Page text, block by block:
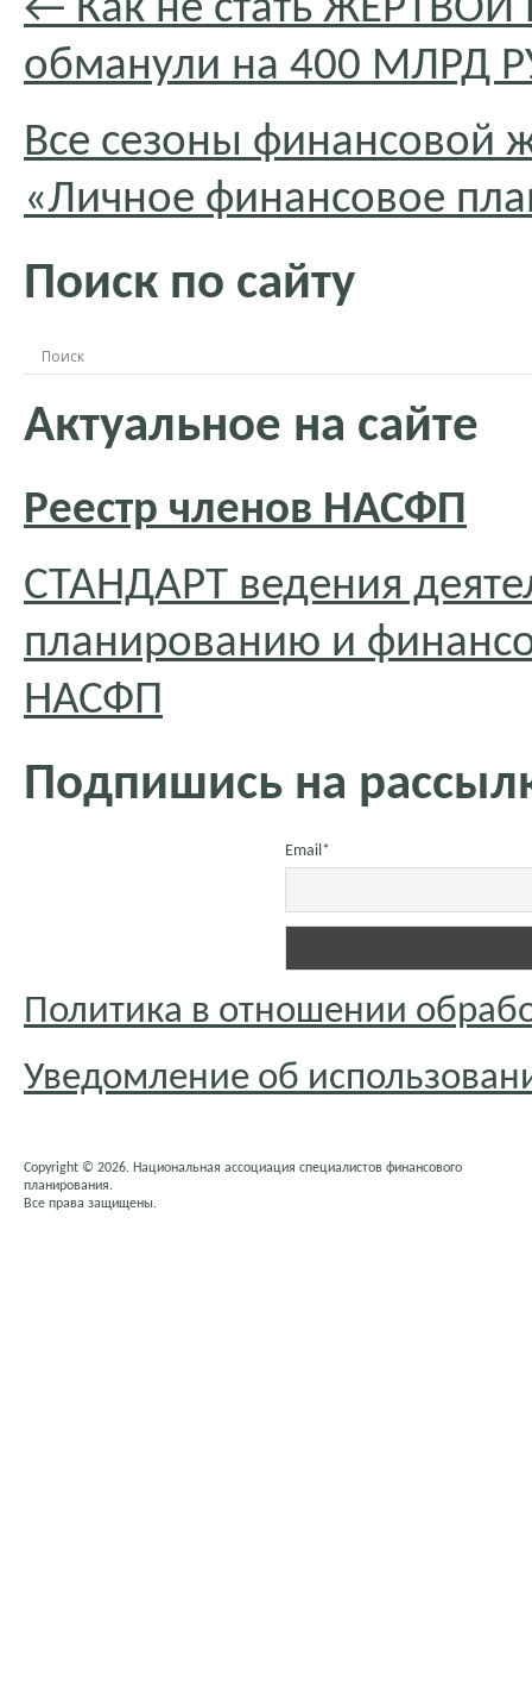
← Как не стать
обманули на 400 МЛРД
Все сезоны финансовой
«Личное финансовое
Поиск по сайту
Актуальное на сайте
Реестр членов НАСФП
СТАНДАРТ ведения
планированию и
НАСФП
Подпишись на
Email*
Политика в отношении
Уведомление об
Copyright © 2026. Национальная ассоциация специалистов финансового
планирования.
Все права защищены.